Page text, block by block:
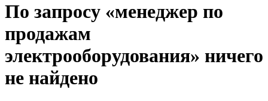
По запросу «менеджер по
продажам
электрооборудования» ничего
не найдено